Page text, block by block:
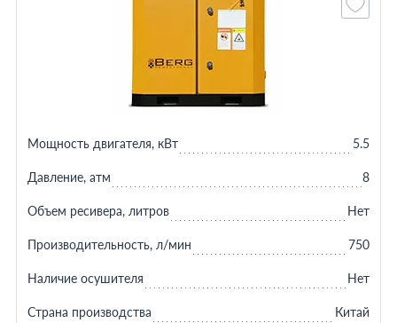
Мощность двигателя, кВт 5.5
Давление, атм 8
Объем ресивера, литров Нет
Производительность, л/мин 750
Наличие осушителя Нет
Страна производства Китай